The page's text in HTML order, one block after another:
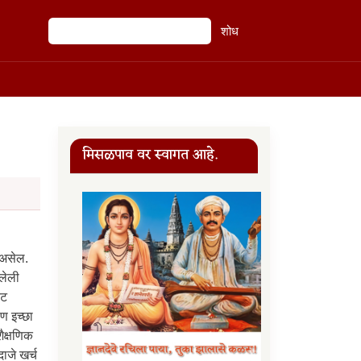
शोध शोध
मिसळपाव वर स्वागत आहे.